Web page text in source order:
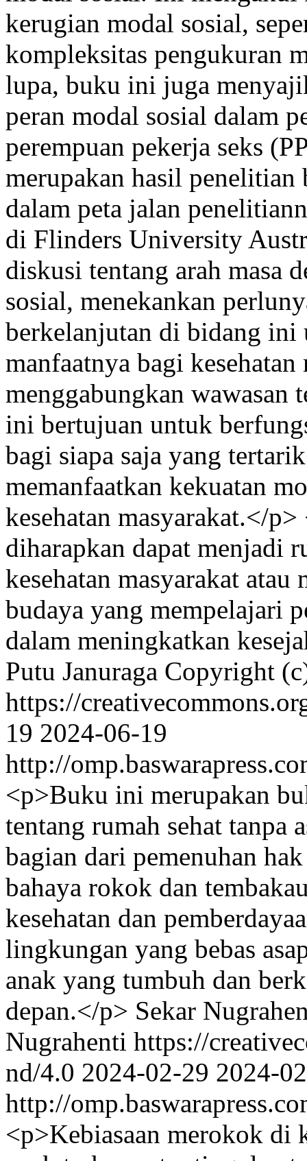
kerugian modal sosial,
kompleksitas pengukuran
lupa, buku ini juga
peran modal sosial dalam
perempuan pekerja seks
merupakan hasil
dalam peta jalan
di Flinders University
diskusi tentang arah masa
sosial, menekankan
berkelanjutan di bidang ini
manfaatnya bagi
menggabungkan
ini bertujuan untuk
bagi siapa saja yang
memanfaatkan kekuatan
kesehatan masyarakat.</
diharapkan dapat menjadi
kesehatan masyarakat
budaya yang mempelajari
dalam meningkatkan
Putu Januraga Copyright
https://
19 2024-06-19
http://
<p>Buku ini merupakan
tentang rumah sehat tanpa
bagian dari pemenuhan
bahaya rokok dan
kesehatan dan
lingkungan yang bebas
anak yang tumbuh dan
depan.</p> Sekar
Nugrahenti https://
nd/4.0 2024-02-29 2024-
http://
<p>Kebiasaan merokok di